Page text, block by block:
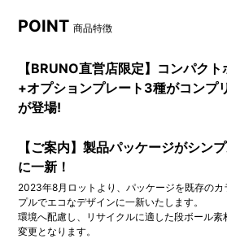
POINT商品特徴
【BRUNO直営店限定】コンパク
+オプションプレート3種がコンプ
が登場!
【ご案内】製品パッケージがシン
に一新！
2023年8月ロットより、パッケージを既存の
プルでエコなデザインに一新いたします。
環境へ配慮し、リサイクルに適した段ボール
変更となります。